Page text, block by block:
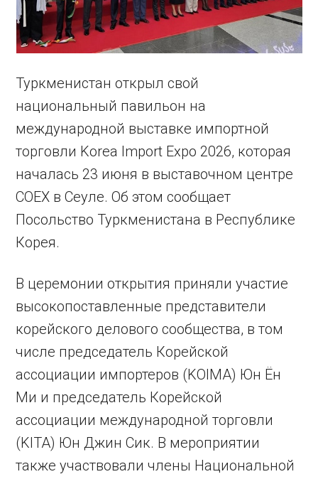
Туркменистан открыл свой
национальный павильон на
международной выставке импортной
торговли Korea Import Expo 2026, которая
началась 23 июня в выставочном центре
COEX в Сеуле. Об этом сообщает
Посольство Туркменистана в Республике
Корея.
В церемонии открытия приняли участие
высокопоставленные представители
корейского делового сообщества, в том
числе председатель Корейской
ассоциации импортеров (KOIMA) Юн Ён
Ми и председатель Корейской
ассоциации международной торговли
(KITA) Юн Джин Сик. В мероприятии
также участвовали члены Национальной